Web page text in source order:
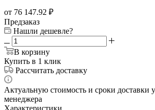
от 76 147.92 ₽
Предзаказ
Нашли дешевле?
В корзину
Купить в 1 клик
Рассчитать доставку
Актуальную стоимость и сроки доставки
менеджера